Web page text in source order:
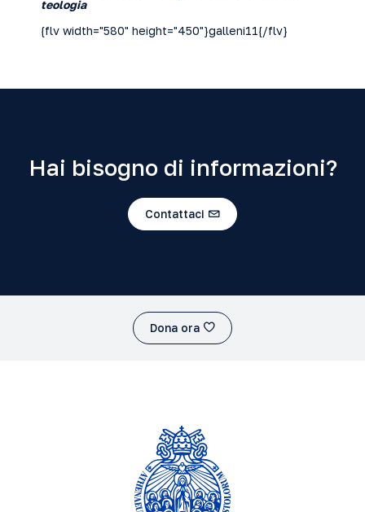
teologia
{flv width="580" height="450"}galleni11{/flv}
Hai bisogno di informazioni?
Contattaci
Dona ora